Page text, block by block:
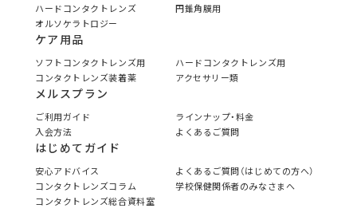
ハードコンタクトレンズ
円錐角膜用
オルソケラトロジー
ケア用品
ソフトコンタクトレンズ用
ハードコンタクトレンズ用
コンタクトレンズ装着薬
アクセサリー類
メルスプラン
ご利用ガイド
ラインナップ・料金
入会方法
よくあるご質問
はじめてガイド
安心アドバイス
よくあるご質問（はじめての方へ）
コンタクトレンズコラム
学校保健関係者のみなさまへ
コンタクトレンズ総合資料室